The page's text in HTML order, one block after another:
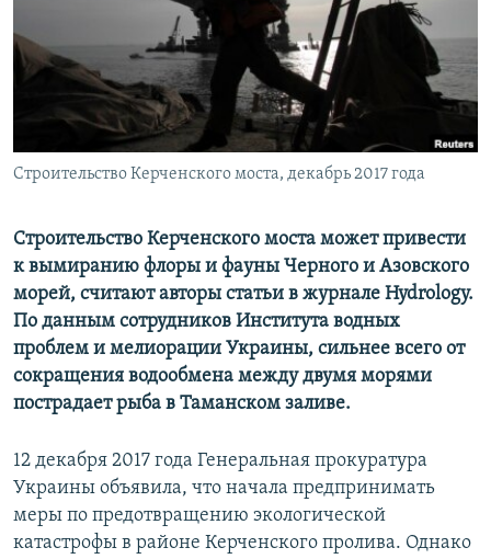
ПОБЕДИТЕЛЕЙ НЕ СУДЯТ?
КРЫМ.НЕПОКОРЕННЫЙ
ELIFBE
УКРАИНСКАЯ ПРОБЛЕМА КРЫМА
Все сайты RFE/RL
Строительство Керченского моста, декабрь 2017 года
Строительство Керченского моста может привести
к вымиранию флоры и фауны Черного и Азовского
морей, считают авторы статьи в журнале Hydrology.
По данным сотрудников Института водных
проблем и мелиорации Украины, сильнее всего от
сокращения водообмена между двумя морями
пострадает рыба в Таманском заливе.
12 декабря 2017 года Генеральная прокуратура
Украины объявила, что начала предпринимать
меры по предотвращению экологической
катастрофы в районе Керченского пролива. Однако